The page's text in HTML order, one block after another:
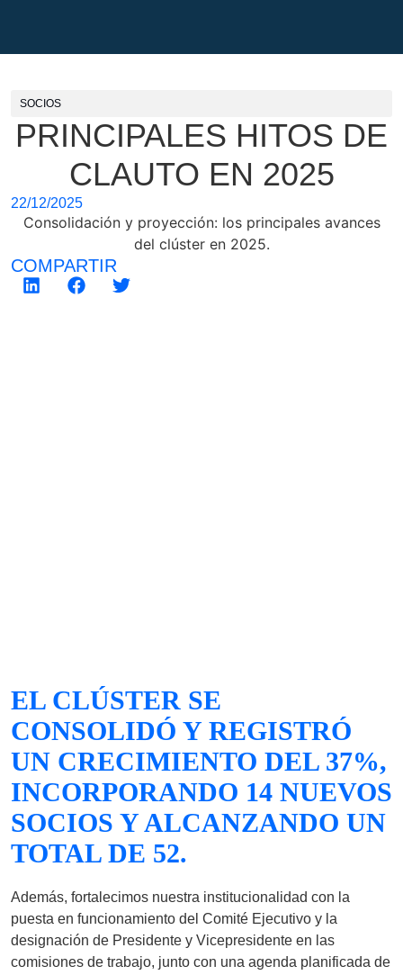
SOCIOS
PRINCIPALES HITOS DE
CLAUTO EN 2025
22/12/2025
Consolidación y proyección: los principales avances
del clúster en 2025.
COMPARTIR
EL CLÚSTER SE
CONSOLIDÓ Y REGISTRÓ
UN CRECIMIENTO DEL 37%,
INCORPORANDO 14 NUEVOS
SOCIOS Y ALCANZANDO UN
TOTAL DE 52.
Además, fortalecimos nuestra institucionalidad con la
puesta en funcionamiento del Comité Ejecutivo y la
designación de Presidente y Vicepresidente en las
comisiones de trabajo, junto con una agenda planificada de